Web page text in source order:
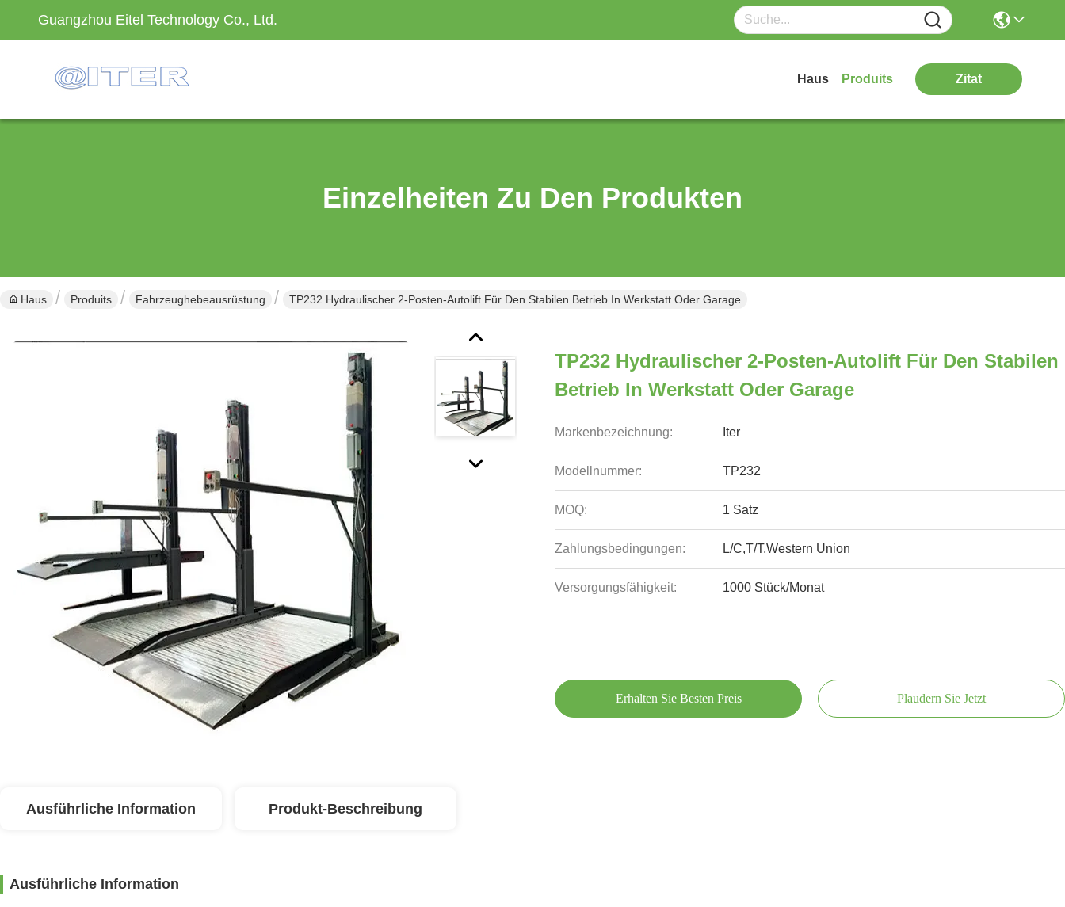
Guangzhou Eitel Technology Co., Ltd.
Haus Produits Zitat
Einzelheiten Zu Den Produkten
Haus Produits Fahrzeughebeausrüstung TP232 Hydraulischer 2-Posten-Autolift Für Den Stabilen Betrieb In Werkstatt Oder Garage
TP232 Hydraulischer 2-Posten-Autolift Für Den Stabilen
Betrieb In Werkstatt Oder Garage
Markenbezeichnung: Iter
Modellnummer: TP232
MOQ: 1 Satz
Zahlungsbedingungen: L/C,T/T,Western Union
Versorgungsfähigkeit: 1000 Stück/Monat
Erhalten Sie Besten Preis Plaudern Sie Jetzt
Ausführliche Information Produkt-Beschreibung
Ausführliche Information